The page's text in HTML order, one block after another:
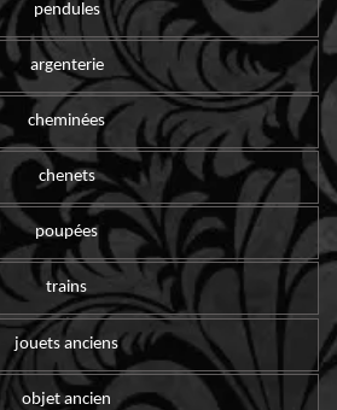
pendules
argenterie
cheminées
chenets
poupées
trains
jouets anciens
objet ancien